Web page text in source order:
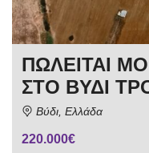
ΠΩΛΕΙΤΑΙ
ΣΤΟ ΒΥΔΙ
Βύδι, Ελλάδα
220.000€